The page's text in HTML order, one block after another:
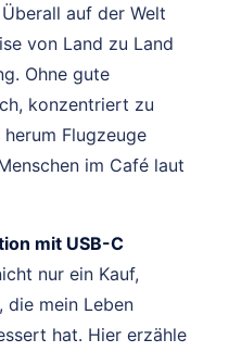
Überall auf der Welt
von Land zu Land
Ohne gute
konzentriert zu
Flugzeuge
im Café laut
mit USB-C
nur ein Kauf,
die mein Leben
hat. Hier erzähle